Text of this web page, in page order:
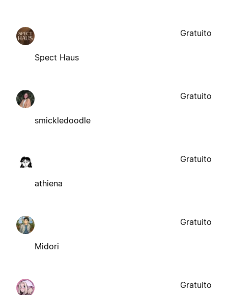
Spect Haus
Gratuito
smickledoodle
Gratuito
athiena
Gratuito
Midori
Gratuito
Gratuito